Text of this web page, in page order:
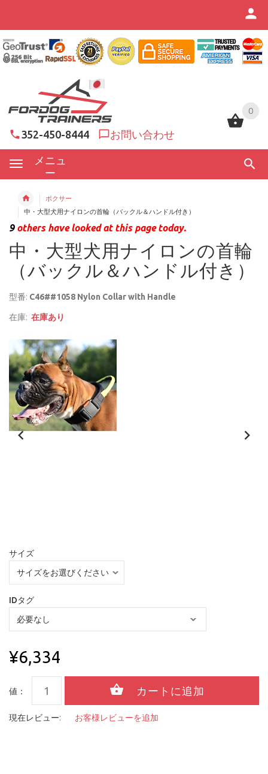
0
352-450-8444 お問い合わせ
メニュ
ー
0
ボクサー
中・大型犬用ナイロンの首輪（バックル＆ハンドル付き）
9others have looked at this page today.
中・大型犬用ナイロンの首輪
（バックル＆ハンドル付き）
型番: C46##1058 Nylon Collar with Handle
在庫: 在庫あり
サイズ
IDタグ
¥6,334
値：
現在レビュー: お客様レビューを追加